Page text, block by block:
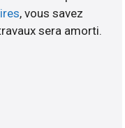
, vous savez
sera amorti.